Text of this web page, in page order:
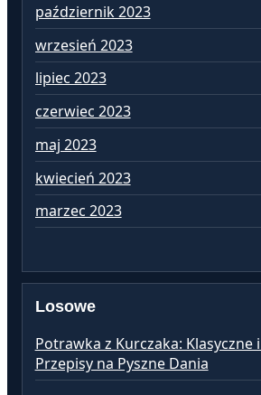
październik 2023
wrzesień 2023
lipiec 2023
czerwiec 2023
maj 2023
kwiecień 2023
marzec 2023
Losowe
Potrawka z Kurczaka: Klasyczne
Przepisy na Pyszne Dania